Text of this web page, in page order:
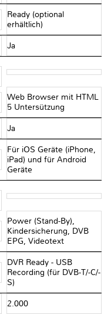
Ready (optional
erhältlich)
Ja
Web Browser mit HTML
5 Untersützung
Ja
Für iOS Geräte (iPhone,
iPad) und für Android
Geräte
Power (Stand-By),
Kindersicherung, DVB
EPG, Videotext
DVR Ready - USB
Recording (für DVB-T/-C/-
S)
2.000